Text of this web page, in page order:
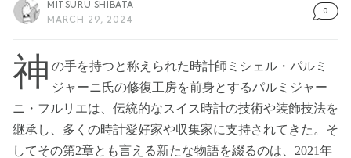
MITSURU SHIBATA
MARCH 29, 2024
0
神 の手を持つと称えられた時計師ミシェル・パルミ
ジャーニ氏の修復工房を前身とするパルミジャー
ニ・フルリエは、伝統的なスイス時計の技術や装飾技法を
継承し、多くの時計愛好家や収集家に支持されてきた。そ
してその第2章とも言える新たな物語を綴るのは、2021年